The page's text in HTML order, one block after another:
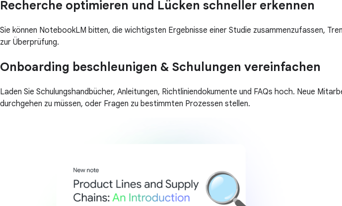
Recherche optimieren und Lücken schneller erkennen
Sie können NotebookLM bitten, die wichtigsten Ergebnisse einer Studie zusammenzufassen,
zur Überprüfung.
Onboarding beschleunigen & Schulungen vereinfachen
Laden Sie Schulungshandbücher, Anleitungen, Richtliniendokumente und FAQs hoch. Neue
durchgehen zu müssen, oder Fragen zu bestimmten Prozessen stellen.